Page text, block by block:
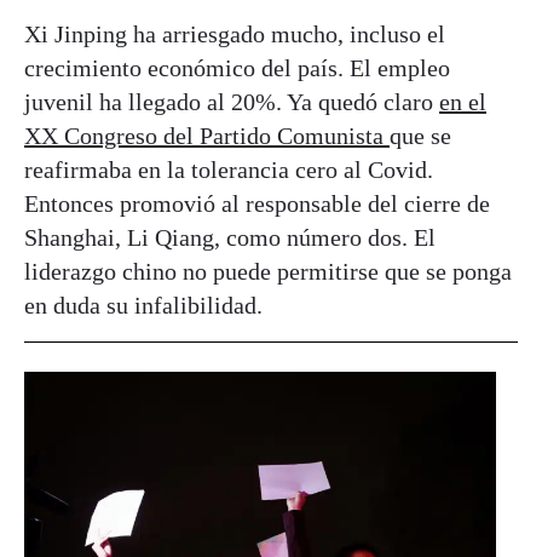
Xi Jinping ha arriesgado mucho, incluso el
crecimiento económico del país. El empleo
juvenil ha llegado al 20%. Ya quedó claro en el
XX Congreso del Partido Comunista que se
reafirmaba en la tolerancia cero al Covid.
Entonces promovió al responsable del cierre de
Shanghai, Li Qiang, como número dos. El
liderazgo chino no puede permitirse que se ponga
en duda su infalibilidad.